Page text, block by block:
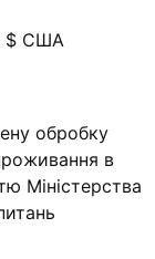
$ США
обробку
в
Міністерства